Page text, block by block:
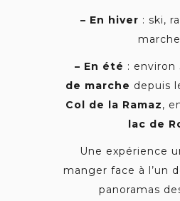
– En hiver : ski,
marche
– En été : environ
de marche depuis
Col de la Ramaz,
lac de
Une expérience
manger face à l’un
panoramas